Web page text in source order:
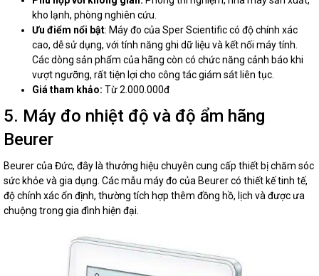
kho lạnh, phòng nghiên cứu.
Ưu điểm nổi bật: Máy đo của Sper Scientific có độ chính xác
cao, dễ sử dụng, với tính năng ghi dữ liệu và kết nối máy tính.
Các dòng sản phẩm của hãng còn có chức năng cảnh báo khi
vượt ngưỡng, rất tiện lợi cho công tác giám sát liên tục.
Giá tham khảo: Từ 2.000.000đ
5. Máy đo nhiệt độ và độ ẩm hãng
Beurer
Beurer của Đức, đây là thưởng hiệu chuyên cung cấp thiết bị chăm sóc
sức khỏe và gia dụng. Các mẫu máy đo của Beurer có thiết kế tinh tế,
độ chính xác ổn định, thường tích hợp thêm đồng hồ, lịch và được ưa
chuộng trong gia đình hiện đại.